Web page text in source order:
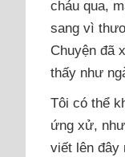
cháu qua,
sang vì
Chuyện đã
thấy như
Tôi có thể
ứng xử,
viết lên đây